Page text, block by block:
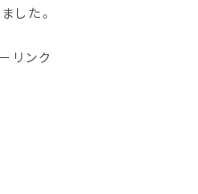
した。
リンク